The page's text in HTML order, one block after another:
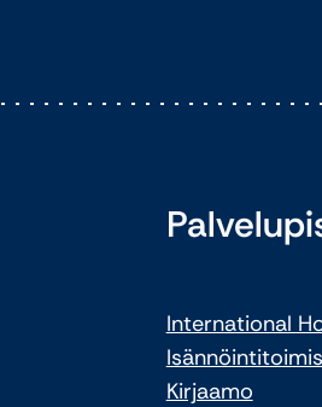
International
Kirjaamo